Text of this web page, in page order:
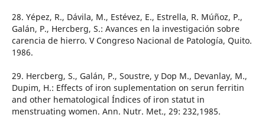
28. Yépez, R., Dávila, M., Estévez, E., Estrella, R. Múñoz, P.,
Galán, P., Hercberg, S.: Avances en la investigación sobre
carencia de hierro. V Congreso Nacional de Patología, Quito.
1986.
29. Hercberg, S., Galán, P., Soustre, y Dop M., Devanlay, M.,
Dupim, H.: Effects of iron suplementation on serun ferritin
and other hematological Índices of iron statut in
menstruating women. Ann. Nutr. Met., 29: 232,1985.